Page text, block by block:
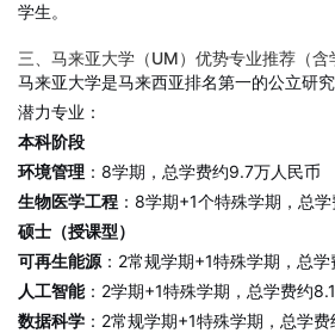
学生。
三、马来亚大学（UM）优势专业推荐（含
马来亚大学是马来西亚排名第一的公立研
潜力专业：
本科阶段
环境管理 ：8学期，总学费约9.7万人民币
生物医学工程 ：8学期+1个特殊学期，总
硕士（授课型）
可再生能源 ：2常规学期+1特殊学期，总
人工智能：2学期+1特殊学期，总学费约
数据科学 ：2常规学期+1特殊学期，总学